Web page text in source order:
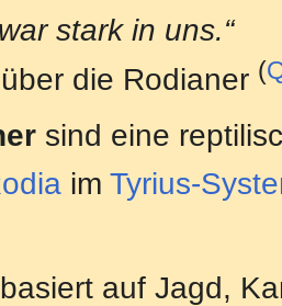
stark in uns.“
über die Rodianer (
sind eine
im Tyrius-
auf Jagd,